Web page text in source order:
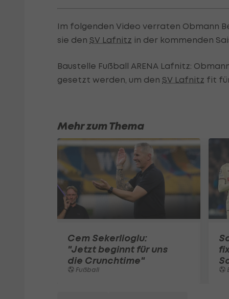
Im folgenden Video verraten Obmann
sie den SV Lafnitz in der kommenden
Baustelle Fußball ARENA Lafnitz:
gesetzt werden, um den SV Lafnitz fit
Mehr zum Thema
Cem Sekerlioglu:
"Jetzt beginnt für uns
die Crunchtime"
Fußball